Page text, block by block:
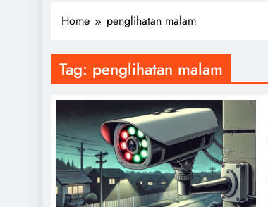
Home penglihatan malam
Tag: penglihatan malam